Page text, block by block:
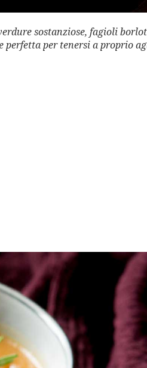
sostanziose, fagioli
perfetta per tenersi a proprio